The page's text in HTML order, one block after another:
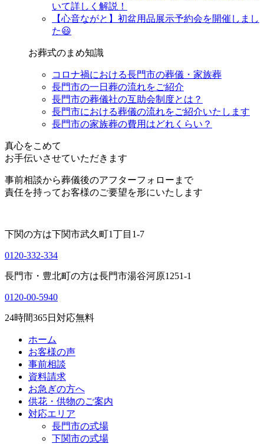
いて詳しく解説！
【心音ながと】初盆用品展示予約会を開催しまし
た😃
お葬式のまめ知識
コロナ禍における長門市の葬儀・家族葬
長門市の一日葬の流れをご紹介
長門市の葬儀社の互助会制度とは？
長門市における葬儀の流れをご紹介いたします
長門市の家族葬の費用はどれくらい？
真心をこめて
お手伝いさせていただきます
事前相談から葬儀後のアフターフォローまで
責任を持ってお客様のご要望を形にいたします
下関の方は下関市武久町1丁目1-7
0120-332-334
長門市・豊北町の方は長門市湯谷河原1251-1
0120-00-5940
24時間365日対応無料
ホーム
お客様の声
事前相談
資料請求
お急ぎの方へ
供花・供物のご案内
対応エリア
長門市の式場
下関市の式場